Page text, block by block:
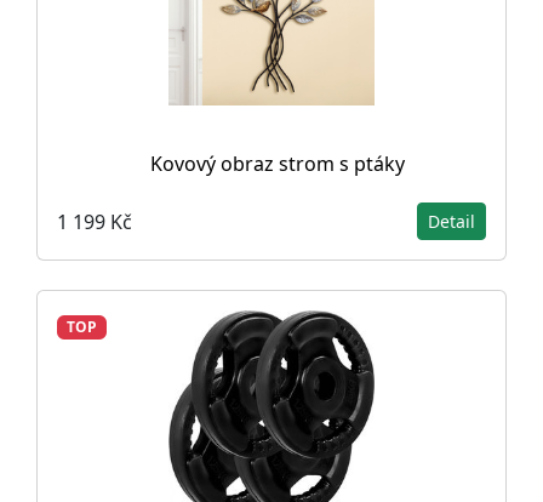
Kovový obraz strom s ptáky
1 199 Kč Detail
TOP